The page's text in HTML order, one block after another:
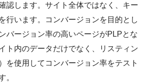
認します。サイト全体ではなく、キー
行います。コンバージョンを目的とし
バージョン率の高いページがPLPとな
ト内のデータだけでなく、リスティン
を使用してコンバージョン率をテスト
。